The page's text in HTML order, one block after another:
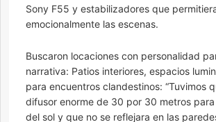
Sony F55 y estabilizadores que
emocionalmente las escenas.
Buscaron locaciones con personalidad
narrativa: Patios interiores, espacios
para encuentros clandestinos: “Tuvimos
difusor enorme de 30 por 30 metros
del sol y que no se reflejara en las